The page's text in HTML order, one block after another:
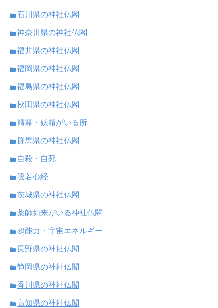
石川県の神社仏閣
神奈川県の神社仏閣
福井県の神社仏閣
福岡県の神社仏閣
福島県の神社仏閣
秋田県の神社仏閣
精霊・妖精がいる所
群馬県の神社仏閣
自殺・自死
般若心経
茨城県の神社仏閣
薬師如来がいる神社仏閣
超能力・宇宙エネルギー
長野県の神社仏閣
静岡県の神社仏閣
香川県の神社仏閣
高知県の神社仏閣